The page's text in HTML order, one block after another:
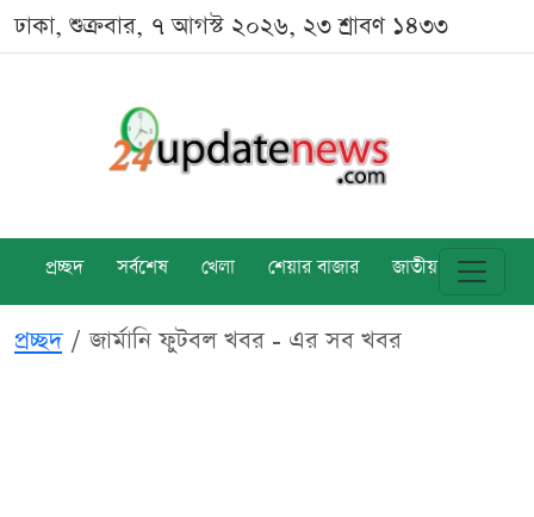
ঢাকা, শুক্রবার, ৭ আগস্ট ২০২৬, ২৩ শ্রাবণ ১৪৩৩
প্রচ্ছদ সর্বশেষ খেলা শেয়ার বাজার জাতীয় বিশ্ব
প্রচ্ছদ জার্মানি ফুটবল খবর - এর সব খবর